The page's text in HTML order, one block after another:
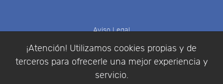
¡Atención! Utilizamos cookies propias y de
terceros para ofrecerle una mejor experiencia y
servicio.
Aviso Legal
Política de Privacidad
Condiciones de compra
Identificarse